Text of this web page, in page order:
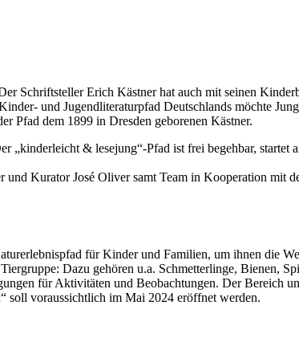
Schriftsteller Erich Kästner hat auch mit seinen
und Jugendliteraturpfad Deutschlands möchte
Pfad dem 1899 in Dresden geborenen Kästner.
„kinderleicht & lesejung“-Pfad ist frei begehbar,
Kurator José Oliver samt Team in Kooperation mit
für Kinder und Familien, um ihnen die
Dazu gehören u.a. Schmetterlinge, Bienen,
für Aktivitäten und Beobachtungen. Der Bereich
soll voraussichtlich im Mai 2024 eröffnet werden.